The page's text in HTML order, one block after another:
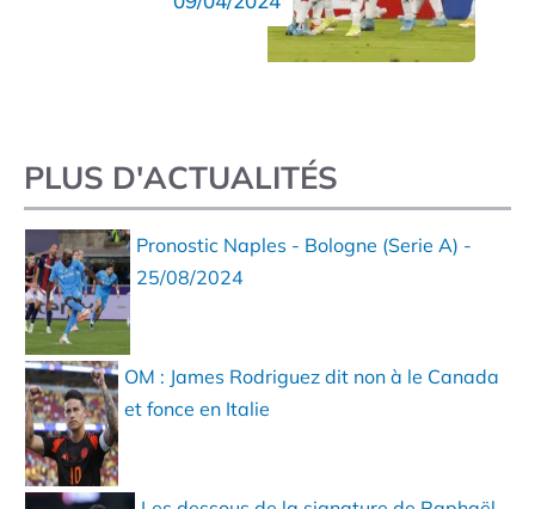
PLUS D'ACTUALITÉS
Pronostic Naples - Bologne (Serie A) -
25/08/2024
OM : James Rodriguez dit non à le Canada
et fonce en Italie